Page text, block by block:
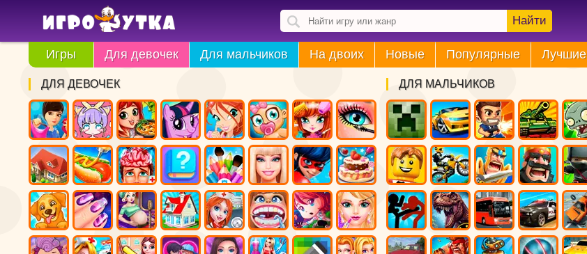
Найти
Игры Для девочек Для мальчиков На двоих Новые Популярные Лучшие
ДЛЯ МАЛЬЧИКОВ
ДЛЯ ДЕВОЧЕК